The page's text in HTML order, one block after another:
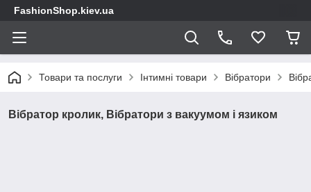
FashionShop.kiev.ua
Товари та послуги Інтимні товари Вібратори
Вібратор кролик, Вібратори з вакуумом і язиком